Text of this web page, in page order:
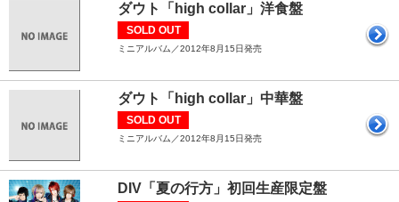
ダウト「high collar」洋食盤
SOLD OUT
ミニアルバム／2012年8月15日発売
ダウト「high collar」中華盤
SOLD OUT
ミニアルバム／2012年8月15日発売
DIV「夏の行方」初回生産限定盤